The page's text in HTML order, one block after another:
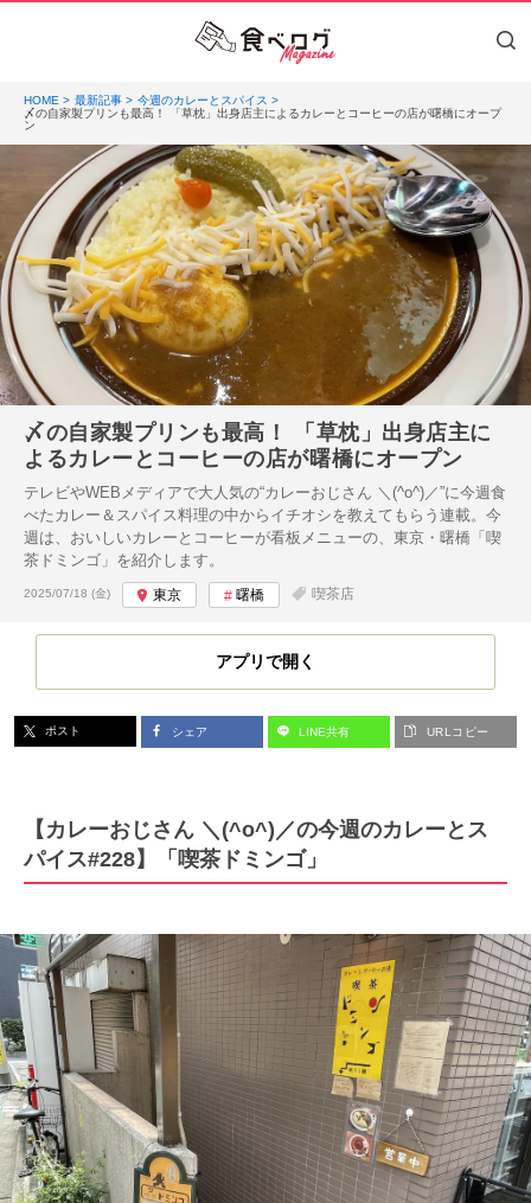
HOME 最新記事
今週のカレーとスパイス
〆の自家製プリンも最高！ 「草枕」出身店主によるカレーとコーヒーの店が曙橋にオープ
ン
〆の自家製プリンも最高！ 「草枕」出身店主に
よるカレーとコーヒーの店が曙橋にオープン
テレビやWEBメディアで大人気の“カレーおじさん ＼(^o^)／”に今週食
べたカレー＆スパイス料理の中からイチオシを教えてもらう連載。今
週は、おいしいカレーとコーヒーが看板メニューの、東京・曙橋「喫
茶ドミンゴ」を紹介します。
投稿日:
2025/07/18 (金) 東京 曙橋 喫茶店
アプリで開く
ポスト シェア LINE共有 URLコピー
【カレーおじさん ＼(^o^)／の今週のカレーとス
パイス#228】「喫茶ドミンゴ」